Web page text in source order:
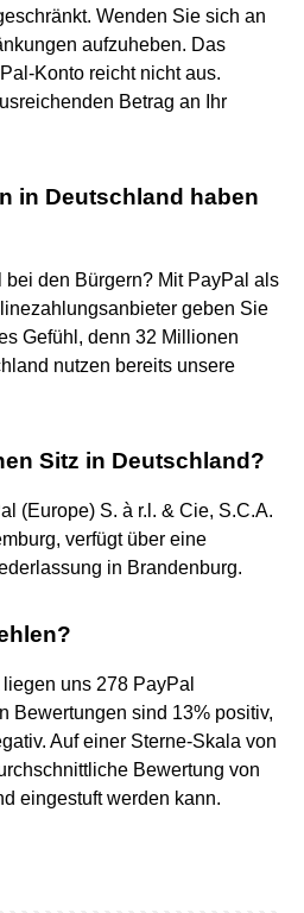
Wenden Sie sich an
aufzuheben. Das
Konto reicht nicht aus.
Betrag an Ihr
in Deutschland haben
den Bürgern? Mit PayPal als
geben Sie
Gefühl, denn 32 Millionen
nutzen bereits unsere
Sitz in Deutschland?
(Europe) S. à r.l. & Cie, S.C.A.
verfügt über eine
in Brandenburg.
uns 278 PayPal
Bewertungen sind 13% positiv,
Auf einer Sterne-Skala von
Bewertung von
eingestuft werden kann.